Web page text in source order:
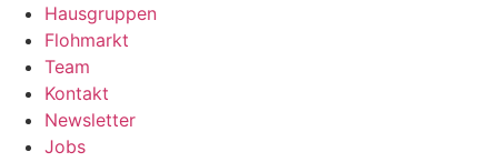
Hausgruppen
Flohmarkt
Team
Kontakt
Newsletter
Jobs